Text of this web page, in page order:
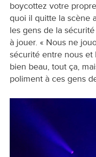
boycottez votre
quoi il quitte la scène
les gens de la
à jouer. « Nous ne
sécurité entre nous et
bien beau, tout ça,
poliment à ces gens